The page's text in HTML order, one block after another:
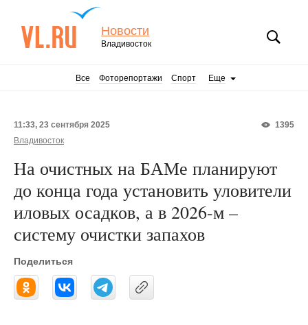
Новости
Владивосток
Все Фоторепортажи Спорт Еще
1395
11:33, 23 сентября 2025
Владивосток
На очистных на БАМе планируют
до конца года установить уловители
иловых осадков, а в 2026-м –
систему очистки запахов
Поделиться